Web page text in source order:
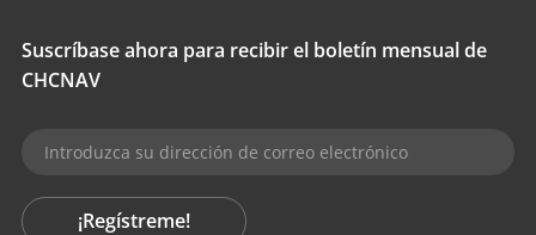
Suscríbase ahora para recibir el boletín mensual de
CHCNAV
¡Regístreme!